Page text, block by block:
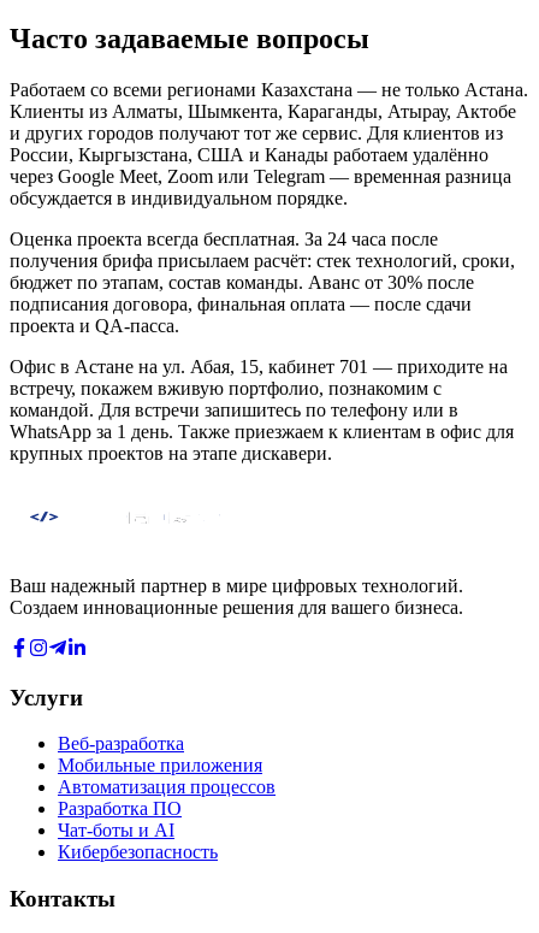
Часто задаваемые вопросы
Работаем со всеми регионами Казахстана — не только Астана.
Клиенты из Алматы, Шымкента, Караганды, Атырау, Актобе
и других городов получают тот же сервис. Для клиентов из
России, Кыргызстана, США и Канады работаем удалённо
через Google Meet, Zoom или Telegram — временная разница
обсуждается в индивидуальном порядке.
Оценка проекта всегда бесплатная. За 24 часа после
получения брифа присылаем расчёт: стек технологий, сроки,
бюджет по этапам, состав команды. Аванс от 30% после
подписания договора, финальная оплата — после сдачи
проекта и QA-пасса.
Офис в Астане на ул. Абая, 15, кабинет 701 — приходите на
встречу, покажем вживую портфолио, познакомим с
командой. Для встречи запишитесь по телефону или в
WhatsApp за 1 день. Также приезжаем к клиентам в офис для
крупных проектов на этапе дискавери.
Ваш надежный партнер в мире цифровых технологий.
Создаем инновационные решения для вашего бизнеса.
Услуги
Веб-разработка
Мобильные приложения
Автоматизация процессов
Разработка ПО
Чат-боты и AI
Кибербезопасность
Контакты